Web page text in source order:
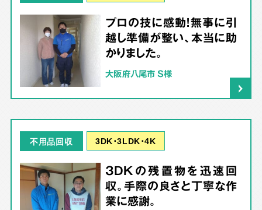
プロの技に感動！無事に引
越し準備が整い、本当に助
かりました。
大阪府八尾市 S様
不用品回収 3DK･3LDK･4K
3DKの残置物を迅速回
収。手際の良さと丁寧な作
業に感謝。